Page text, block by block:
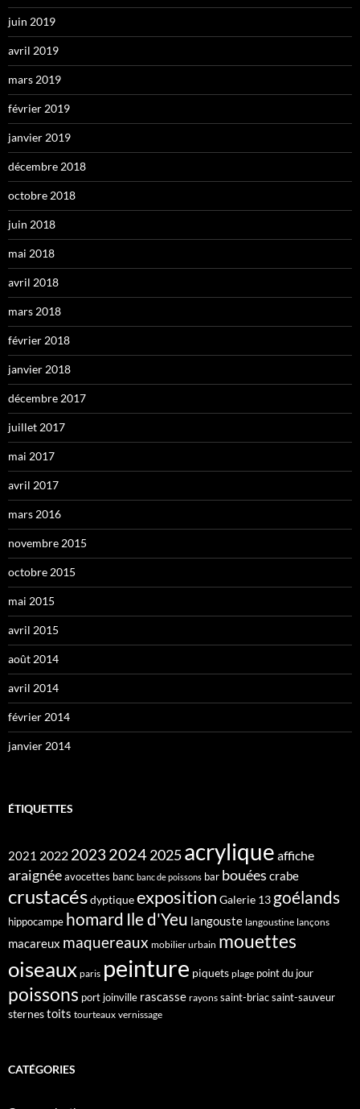
juin 2019
avril 2019
mars 2019
février 2019
janvier 2019
décembre 2018
octobre 2018
juin 2018
mai 2018
avril 2018
mars 2018
février 2018
janvier 2018
décembre 2017
juillet 2017
mai 2017
avril 2017
mars 2016
novembre 2015
octobre 2015
mai 2015
avril 2015
août 2014
avril 2014
février 2014
janvier 2014
ÉTIQUETTES
2021 2022 202320242025acrylique affiche
araignéeavocettes banc banc de poissons bar bouées crabe
crustacésdyptiqueexposition Galerie 13 goélands
hippocampe homard Ile d'Yeu langouste langoustine lançons
macareux maquereaux mobilier urbain mouettes
oiseaux paris peinture piquets plage point du jour
poissons port joinville rascasse rayons saint-briacsaint-sauveur
sternestoits tourteaux vernissage
CATÉGORIES